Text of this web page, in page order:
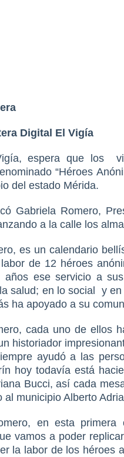
Digital El Vigía
espera que los
“Héroes
del estado Mérida.
Gabriela Romero,
a la calle los
es un calendario
de 12 héroes
años ese servicio a
salud; en lo social y
ha apoyado a su
cada uno de ellos
historiador
ayudó a las
hoy todavía está
Bucci, así cada
al municipio Alberto
en esta
vamos a poder
la labor de los héroes